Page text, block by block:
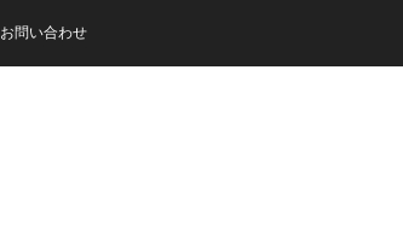
お問い合わせ